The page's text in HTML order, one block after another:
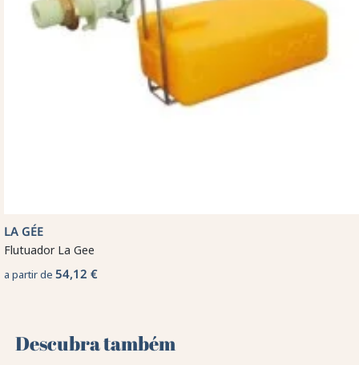
LA GÉE
Flutuador La Gee
a partir de 54,12 €
Descubra também 🌻